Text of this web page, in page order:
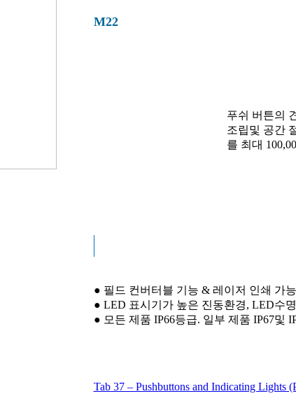
M22
푸쉬 버튼의
조립및 공간
를 최대
● 필드 컨버터블 기능 & 레이저 인쇄 가능
● LED 표시기가 높은 진동환경, LED수
● 모든 제품 IP66등급. 일부 제품 IP67및
Tab 37 – Pushbuttons and Indicating Lights